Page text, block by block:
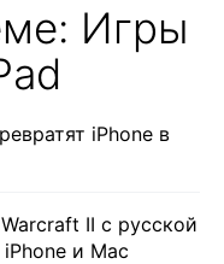
Игры
iPhone в
II с русской
и Mac